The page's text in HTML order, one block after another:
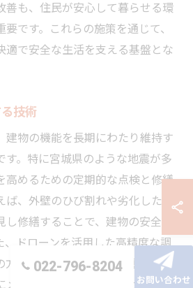
善も、住民が安心して暮らせる環
です。これらの施策を通じて、
適で安全な生活を支える基盤とな
技術
建物の機能を長期にわたり維持す
す。特に宮城県のような地震が多
高めるための定期的な点検と修繕
、外壁のひび割れや劣化したシ
修繕することで、建物の安全性
、ドローンを活用した高精度な調
方法では見逃しがちな問題点を迅
メンテナンスを行うことが可能で
022-796-8204
お問い合わせ